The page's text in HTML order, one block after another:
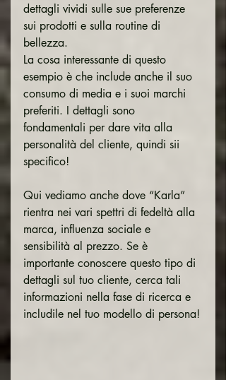
dettagli vividi sulle sue preferenze
sui prodotti e sulla routine di
bellezza.
La cosa interessante di questo
esempio è che include anche il suo
consumo di media e i suoi marchi
preferiti. I dettagli sono
fondamentali per dare vita alla
personalità del cliente, quindi sii
specifico!
Qui vediamo anche dove “Karla”
rientra nei vari spettri di fedeltà alla
marca, influenza sociale e
sensibilità al prezzo. Se è
importante conoscere questo tipo di
dettagli sul tuo cliente, cerca tali
informazioni nella fase di ricerca e
includile nel tuo modello di persona!